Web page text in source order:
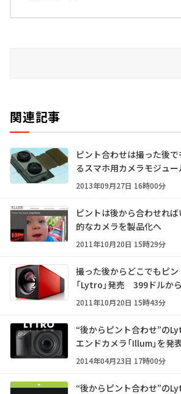
関連記事
ピント合わせは撮った後
るスマホ用カメラモジュー
2013年09月27日 16時00分
ピントは後から合わせれ
的なカメラを製品化へ
2011年10月20日 15時29分
撮った後からどこでもピ
「Lytro」発売 399ドルから
2011年10月20日 15時43分
“後からピント合わせ”の
エンドカメラ「Illum」を発
2014年04月23日 17時00分
“後からピント合わせ”の